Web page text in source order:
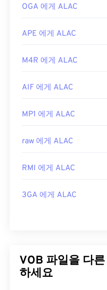
OGA 에게 ALAC
APE 에게 ALAC
M4R 에게 ALAC
AIF 에게 ALAC
MP1 에게 ALAC
raw 에게 ALAC
RMI 에게 ALAC
3GA 에게 ALAC
VOB 파일을 다
하세요